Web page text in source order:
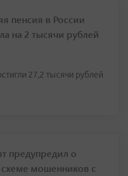
пенсия в России
на 2 тысячи рублей
27,2 тысячи рублей
предупредил о
мошенников с